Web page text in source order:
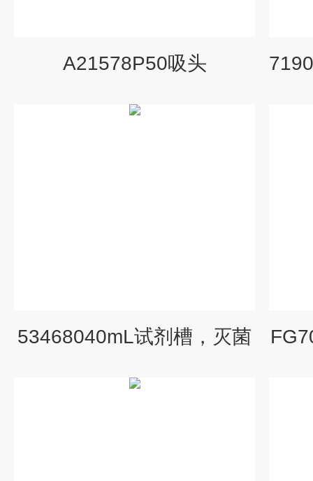
A21578P50吸头
53468040mL试剂槽，灭菌